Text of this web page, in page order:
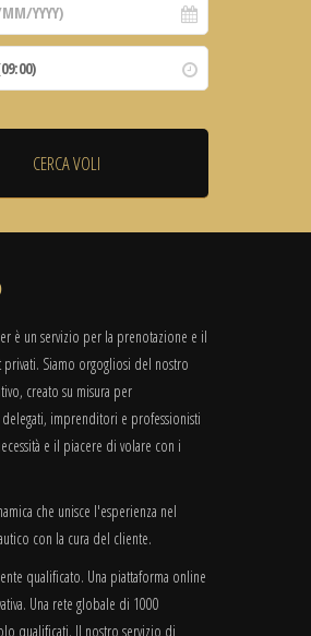
è un servizio per la prenotazione e il
Siamo orgogliosi del nostro
creato su misura per
imprenditori e professionisti
e il piacere di volare con i
che unisce l'esperienza nel
con la cura del cliente.
qualificato. Una piattaforma online
Una rete globale di 1000
qualificati. Il nostro servizio di